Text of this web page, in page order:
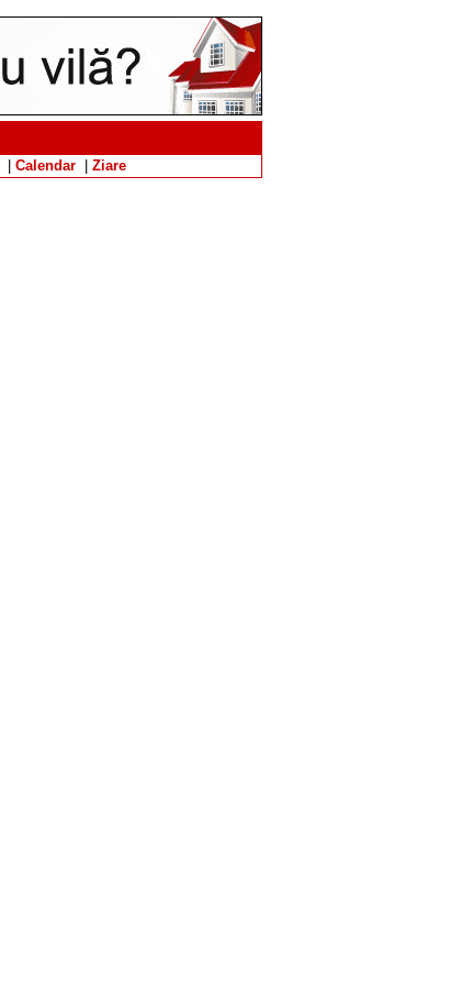
Calendar Ziare